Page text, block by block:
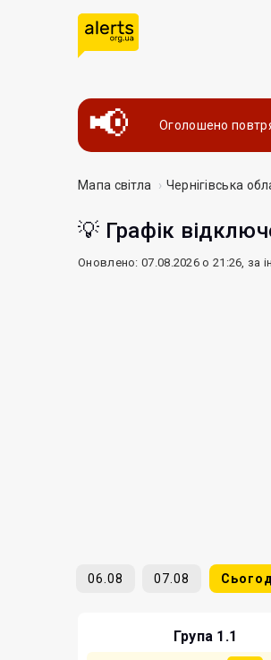
Оголошено
Мапа світла Чернігівська
💡 Графік
Оновлено: 07.08.2026 о 21:26, за
06.08 07.08
Група 1.1